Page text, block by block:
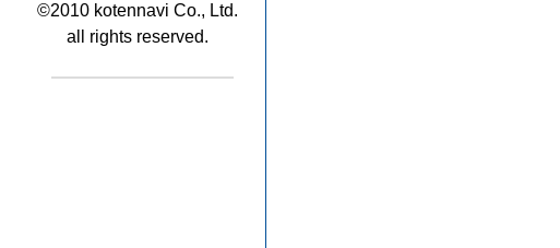
©2010 kotennavi Co., Ltd.
all rights reserved.